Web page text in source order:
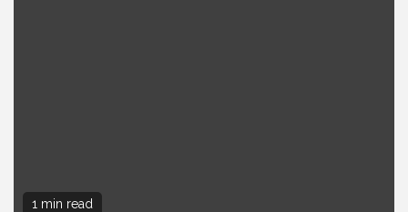
1 min read